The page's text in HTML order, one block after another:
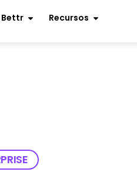
Bettr Recursos